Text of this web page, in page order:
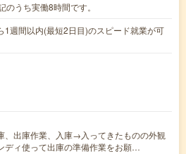
うち実働8時間です。
1週間以内(最短2日目)のスピード就業が可
、出庫作業、入庫→入ってきたものの外観
ディ使って出庫の準備作業をお願…